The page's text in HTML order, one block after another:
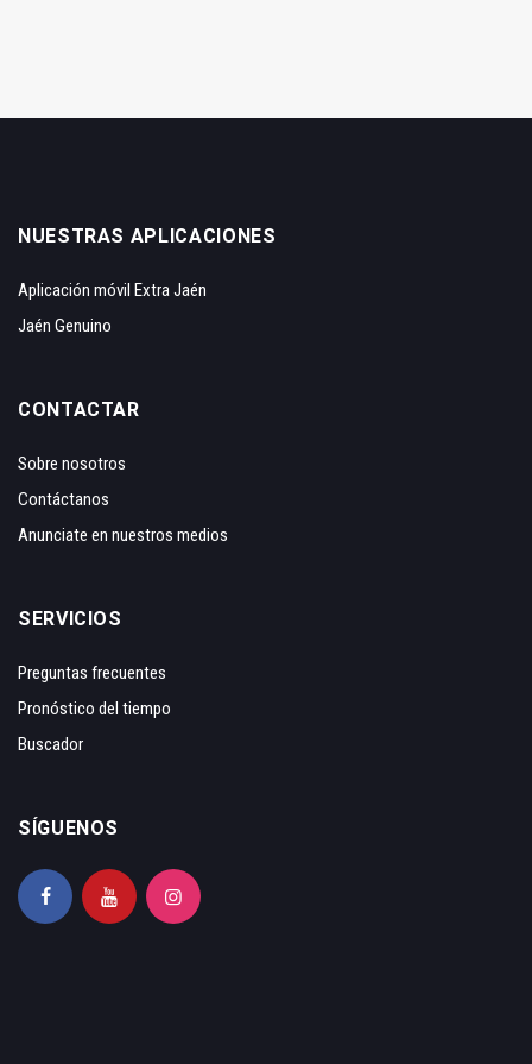
NUESTRAS APLICACIONES
Aplicación móvil Extra Jaén
Jaén Genuino
CONTACTAR
Sobre nosotros
Contáctanos
Anunciate en nuestros medios
SERVICIOS
Preguntas frecuentes
Pronóstico del tiempo
Buscador
SÍGUENOS